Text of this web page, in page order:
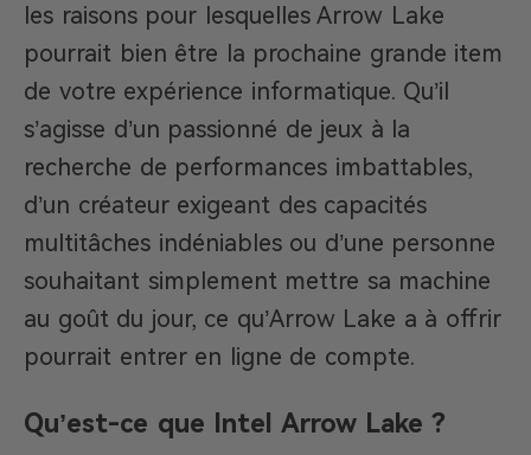
les raisons pour lesquelles Arrow Lake
pourrait bien être la prochaine grande item
de votre expérience informatique. Qu’il
s’agisse d’un passionné de jeux à la
recherche de performances imbattables,
d’un créateur exigeant des capacités
multitâches indéniables ou d’une personne
souhaitant simplement mettre sa machine
au goût du jour, ce qu’Arrow Lake a à offrir
pourrait entrer en ligne de compte.
Qu’est-ce que Intel Arrow Lake ?